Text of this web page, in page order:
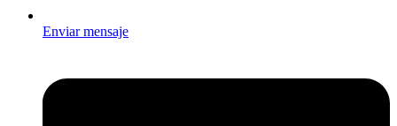
Enviar mensaje